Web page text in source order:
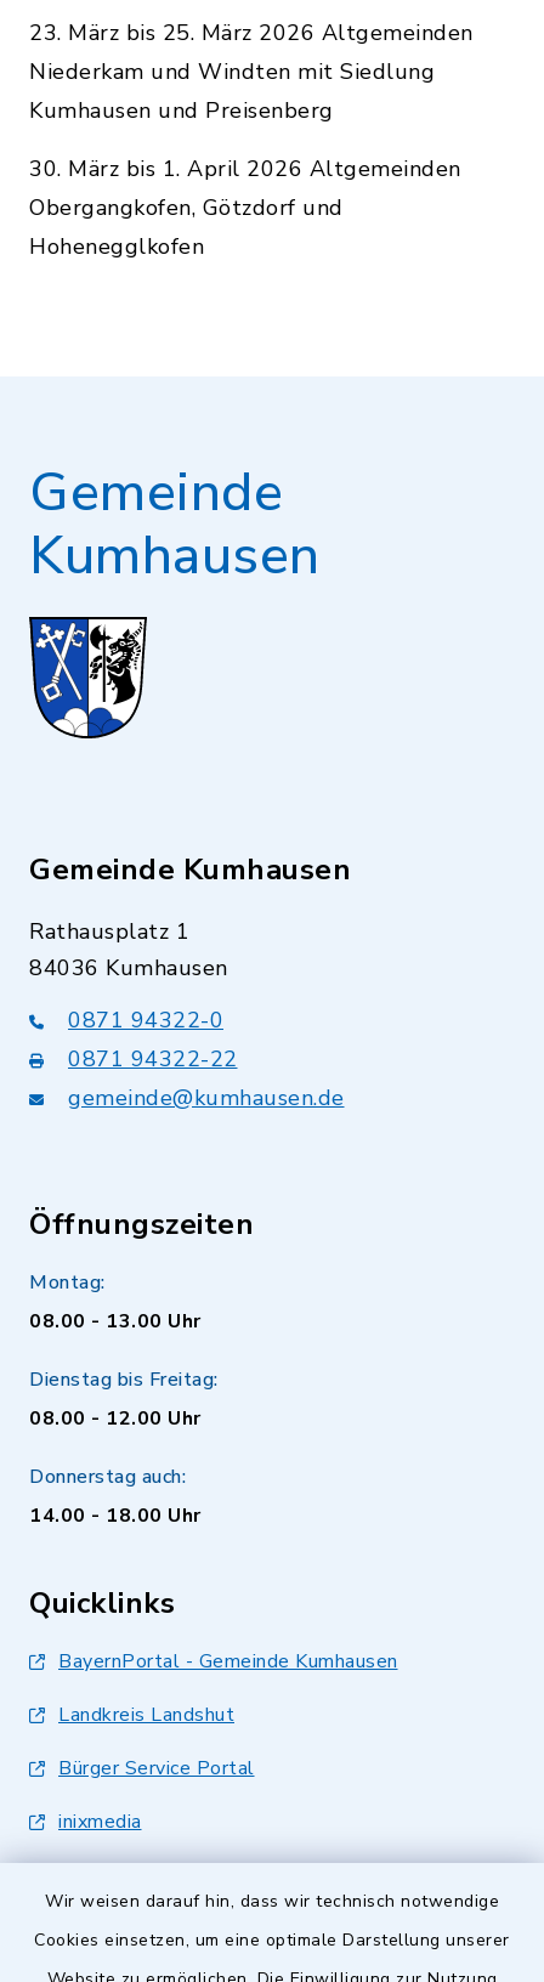
Wir weisen darauf hin, dass wir technisch notwendige
Cookies einsetzen, um eine optimale Darstellung unserer
23. März bis 25. März 2026 Altgemeinden
Niederkam und Windten mit Siedlung
Kumhausen und Preisenberg
30. März bis 1. April 2026 Altgemeinden
Obergangkofen, Götzdorf und
Hohenegglkofen
Gemeinde
Kumhausen
Gemeinde Kumhausen
Rathausplatz 1
84036 Kumhausen
0871 94322-0
0871 94322-22
gemeinde@kumhausen.de
Öffnungszeiten
Montag:
08.00 - 13.00 Uhr
Dienstag bis Freitag:
08.00 - 12.00 Uhr
Donnerstag auch:
14.00 - 18.00 Uhr
Quicklinks
BayernPortal - Gemeinde Kumhausen
Landkreis Landshut
Bürger Service Portal
inixmedia